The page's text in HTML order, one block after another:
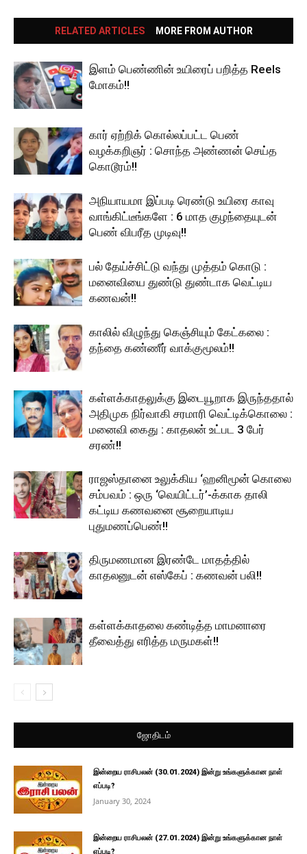
RELATED ARTICLES MORE FROM AUTHOR
இளம் பெண்ணின் உயிரைப் பறித்த Reels
மோகம்!!
கார் ஏற்றிக் கொல்லப்பட்ட பெண்
வழக்கறிஞர் : சொந்த அண்ணன் செய்த
கொடூரம்!!
அநியாயமா இப்படி ரெண்டு உயிரை காவு
வாங்கிட்டீங்களே : 6 மாத குழந்தையுடன்
பெண் விபரீத முடிவு!!
பல் தேய்ச்சிட்டு வந்து முத்தம் கொடு :
மனைவியை துண்டு துண்டாக வெட்டிய
கணவன்!!
காலில் விழுந்து கெஞ்சியும் கேட்கலை :
தந்தை கண்ணீர் வாக்குமூலம்!!
கள்ளக்காதலுக்கு இடையூறாக இருந்ததால்
அதிமுக நிர்வாகி சரமாரி வெட்டிக்கொலை :
மனைவி கைது : காதலன் உட்பட 3 பேர்
சரண்!!
ராஜஸ்தானை உலுக்கிய ‘ஹனிமூன் கொலை
சம்பவம் : ஒரு ‘வெயிட்டர்’-க்காக தாலி
கட்டிய கணவனை சூறையாடிய
புதுமணப்பெண்!!
திருமணமான இரண்டே மாதத்தில்
காதலனுடன் எஸ்கேப் : கணவன் பலி!!
கள்ளக்காதலை கண்டித்த மாமனாரை
தீவைத்து எரித்த மருமகள்!!
ஜோதிடம்
இன்றைய ராசிபலன் (30.01.2024) இன்று உங்களுக்கான நாள்
எப்படி?
January 30, 2024
இன்றைய ராசிபலன் (27.01.2024) இன்று உங்களுக்கான நாள்
எப்படி?